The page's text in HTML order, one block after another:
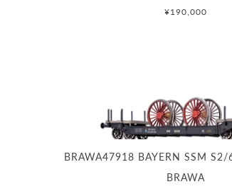
¥190,000
BRAWA47918 BAYERN SSM S2/
BRAWA